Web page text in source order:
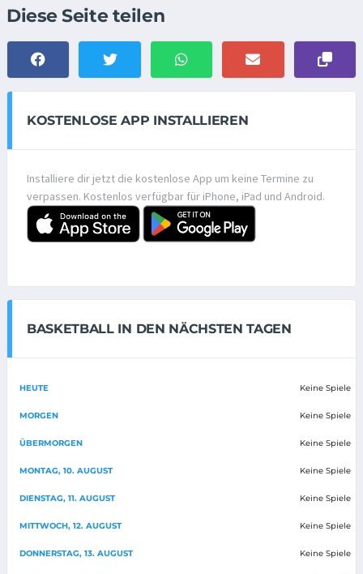
Diese Seite teilen
KOSTENLOSE APP INSTALLIEREN
Installiere dir jetzt die kostenlose App um keine Termine zu
verpassen. Kostenlos verfügbar für iPhone, iPad und Android.
BASKETBALL IN DEN NÄCHSTEN TAGEN
HEUTE Keine Spiele
MORGEN Keine Spiele
ÜBERMORGEN Keine Spiele
MONTAG, 10. AUGUST Keine Spiele
DIENSTAG, 11. AUGUST Keine Spiele
MITTWOCH, 12. AUGUST Keine Spiele
DONNERSTAG, 13. AUGUST Keine Spiele